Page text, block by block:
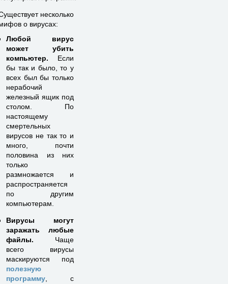
несколько
о вирусах:
Любой вирус
может убить
компьютер. Если
бы так и было, то у
всех был бы только
нерабочий
железный ящик под
столом. По
настоящему
смертельных
вирусов не так то и
много, почти
половина из них
только
размножается и
распространяется
по другим
компьютерам.
Вирусы могут
заражать любые
файлы. Чаще
всего вирусы
маскируются под
полезную
программу , с